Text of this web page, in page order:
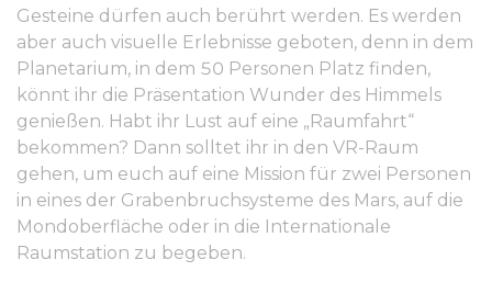
Gesteine dürfen auch berührt werden. Es werden
aber auch visuelle Erlebnisse geboten, denn in dem
Planetarium, in dem 50 Personen Platz finden,
könnt ihr die Präsentation Wunder des Himmels
genießen. Habt ihr Lust auf eine „Raumfahrt“
bekommen? Dann solltet ihr in den VR-Raum
gehen, um euch auf eine Mission für zwei Personen
in eines der Grabenbruchsysteme des Mars, auf die
Mondoberfläche oder in die Internationale
Raumstation zu begeben.